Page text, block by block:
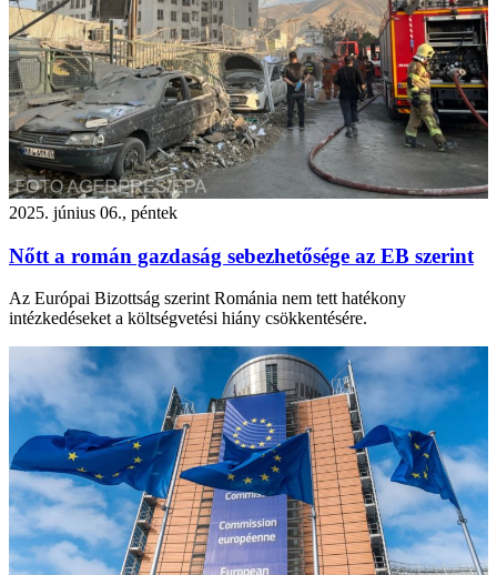
2025. június 06., péntek
Nőtt a román gazdaság sebezhetősége az EB szerint
Az Európai Bizottság szerint Románia nem tett hatékony
intézkedéseket a költségvetési hiány csökkentésére.